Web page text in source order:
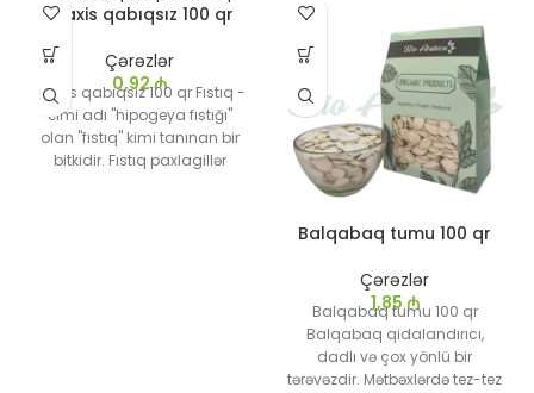
Araxis qabıqsız 100 qr
Çərəzlər
0,92₼
Araxis qabıqsız 100 qr Fıstıq -
elmi adı "hipogeya fıstığı"
olan "fıstıq" kimi tanınan bir
bitkidir. Fıstıq paxlagillər
Balqabaq tumu 100 qr
Çərəzlər
1,85₼
Balqabaq tumu 100 qr
Balqabaq qidalandırıcı,
dadlı və çox yönlü bir
tərəvəzdir. Mətbəxlərdə tez-tez